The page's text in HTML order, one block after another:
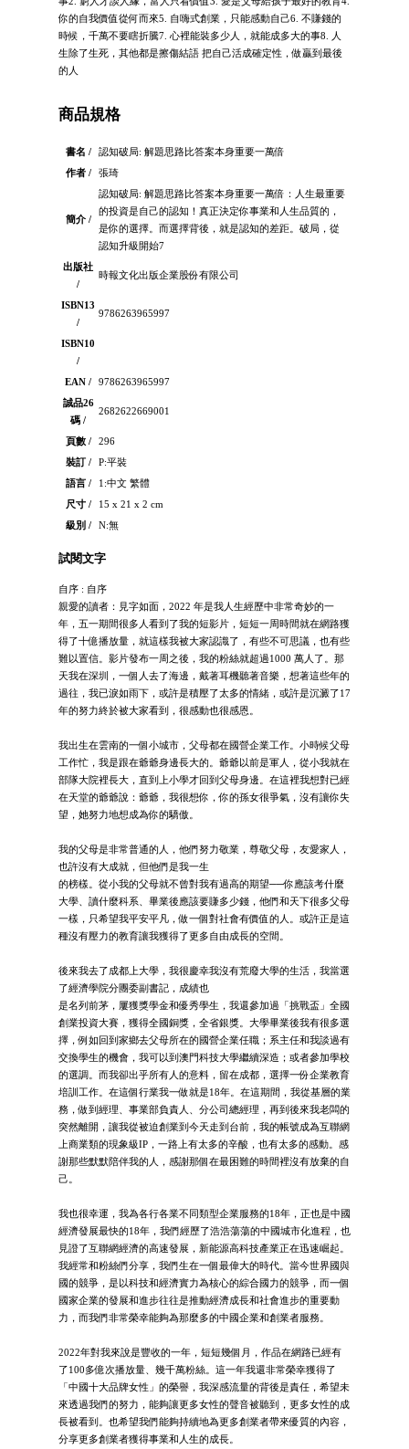
你的自我價值從何而來5. 自嗨式創業，只能感動自己6. 不賺錢的
時候，千萬不要瞎折騰7. 心裡能裝多少人，就能成多大的事8. 人
生除了生死，其他都是擦傷結語 把自己活成確定性，做贏到最後
的人
商品規格
書名 /
認知破局: 解題思路比答案本身重要一萬倍
作者 /
張琦
簡介 /
認知破局: 解題思路比答案本身重要一萬倍：人生最重要
的投資是自己的認知！真正決定你事業和人生品質的，
是你的選擇。而選擇背後，就是認知的差距。破局，從
認知升級開始7
出版社
/
時報文化出版企業股份有限公司
ISBN13
/
9786263965997
ISBN10
/
EAN /
9786263965997
誠品26
碼 /
2682622669001
頁數 /
296
裝訂 /
P:平裝
語言 /
1:中文 繁體
尺寸 /
15 x 21 x 2 cm
級別 /
N:無
試閱文字
自序 : 自序
親愛的讀者：見字如面，2022 年是我人生經歷中非常奇妙的一
年，五一期間很多人看到了我的短影片，短短一周時間就在網路獲
得了十億播放量，就這樣我被大家認識了，有些不可思議，也有些
難以置信。影片發布一周之後，我的粉絲就超過1000 萬人了。那
天我在深圳，一個人去了海邊，戴著耳機聽著音樂，想著這些年的
過往，我已淚如雨下，或許是積壓了太多的情緒，或許是沉澱了17
年的努力終於被大家看到，很感動也很感恩。
我出生在雲南的一個小城市，父母都在國營企業工作。小時候父母
工作忙，我是跟在爺爺身邊長大的。爺爺以前是軍人，從小我就在
部隊大院裡長大，直到上小學才回到父母身邊。在這裡我想對已經
在天堂的爺爺說：爺爺，我很想你，你的孫女很爭氣，沒有讓你失
望，她努力地想成為你的驕傲。
我的父母是非常普通的人，他們努力敬業，尊敬父母，友愛家人，
也許沒有大成就，但他們是我一生
的榜樣。從小我的父母就不曾對我有過高的期望──你應該考什麼
大學、讀什麼科系、畢業後應該要賺多少錢，他們和天下很多父母
一樣，只希望我平安平凡，做一個對社會有價值的人。或許正是這
種沒有壓力的教育讓我獲得了更多自由成長的空間。
後來我去了成都上大學，我很慶幸我沒有荒廢大學的生活，我當選
了經濟學院分團委副書記，成績也
是名列前茅，屢獲獎學金和優秀學生，我還參加過「挑戰盃」全國
創業投資大賽，獲得全國銅獎，全省銀獎。大學畢業後我有很多選
擇，例如回到家鄉去父母所在的國營企業任職；系主任和我談過有
交換學生的機會，我可以到澳門科技大學繼續深造；或者參加學校
的選調。而我卻出乎所有人的意料，留在成都，選擇一份企業教育
培訓工作。在這個行業我一做就是18年。在這期間，我從基層的業
務，做到經理、事業部負責人、分公司總經理，再到後來我老闆的
突然離開，讓我從被迫創業到今天走到台前，我的帳號成為互聯網
上商業類的現象級IP，一路上有太多的辛酸，也有太多的感動。感
謝那些默默陪伴我的人，感謝那個在最困難的時間裡沒有放棄的自
己。
我也很幸運，我為各行各業不同類型企業服務的18年，正也是中國
經濟發展最快的18年，我們經歷了浩浩蕩蕩的中國城市化進程，也
見證了互聯網經濟的高速發展，新能源高科技產業正在迅速崛起。
我經常和粉絲們分享，我們生在一個最偉大的時代。當今世界國與
國的競爭，是以科技和經濟實力為核心的綜合國力的競爭，而一個
國家企業的發展和進步往往是推動經濟成長和社會進步的重要動
力，而我們非常榮幸能夠為那麼多的中國企業和創業者服務。
2022年對我來說是豐收的一年，短短幾個月，作品在網路已經有
了100多億次播放量、幾千萬粉絲。這一年我還非常榮幸獲得了
「中國十大品牌女性」的榮譽，我深感流量的背後是責任，希望未
來透過我們的努力，能夠讓更多女性的聲音被聽到，更多女性的成
長被看到。也希望我們能夠持續地為更多創業者帶來優質的內容，
分享更多創業者獲得事業和人生的成長。